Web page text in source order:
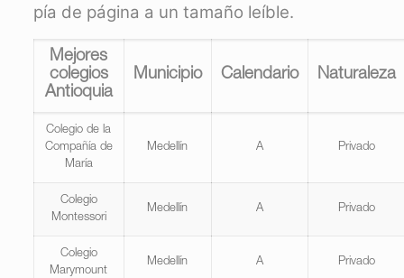
pía de página a un tamaño leíble.
Mejores
colegios
Antioquia
Municipio Calendario Naturaleza
Colegio de la
Compañía de
María
Medellín A Privado
Colegio
Montessori
Medellín A Privado
Colegio
Marymount
Medellín A Privado